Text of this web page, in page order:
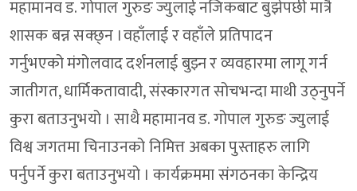
महामानव ड. गोपाल गुरुङ ज्युलाई नजिकबाट बुझेपछी मात्रै
शासक बन्न सक्छ्न ।वहाँलाई र वहाँले प्रतिपादन
गर्नुभएको मंगोलवाद दर्शनलाई बुझ्न र व्यवहारमा लागू गर्न
जातीगत, धार्मिकतावादी, संस्कारगत सोचभन्दा माथी उठ्नुपर्ने
कुरा बताउनुभयो । साथै महामानव ड. गोपाल गुरुङ ज्युलाई
विश्व जगतमा चिनाउनको निमित्त अबका पुस्ताहरु लागि
पर्नुपर्ने कुरा बताउनुभयो । कार्यक्रममा संगठनका केन्द्रिय